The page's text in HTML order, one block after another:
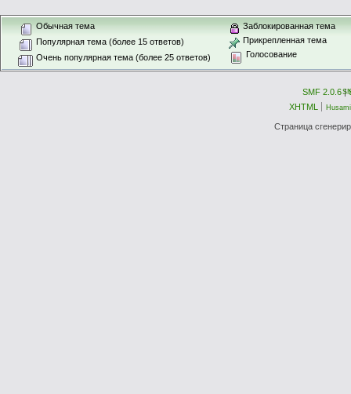
Обычная тема
Популярная тема (более 15 ответов)
Очень популярная тема (более 25 ответов)
Заблокированная тема
Прикрепленная тема
Голосование
SMF 2.0.6|
XHTML
Страница